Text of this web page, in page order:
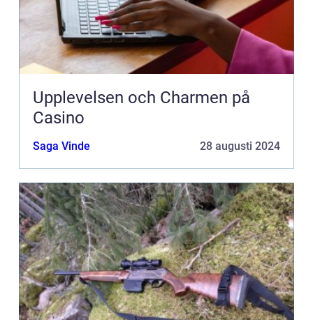
Upplevelsen och Charmen på
Casino
Saga Vinde 28 augusti 2024